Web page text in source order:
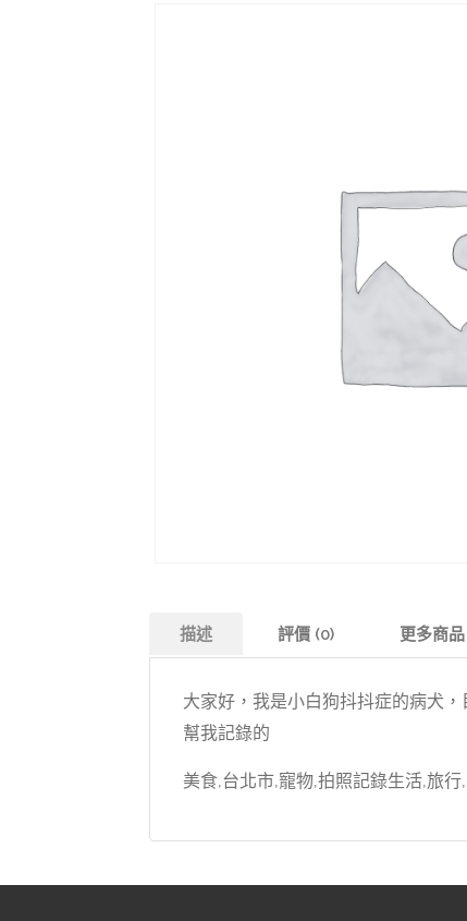
描述 評價 (0) 更多商品
大家好，我是小白狗抖抖症的病犬
幫我記錄的
美食,台北市,寵物,拍照記錄生活,旅行